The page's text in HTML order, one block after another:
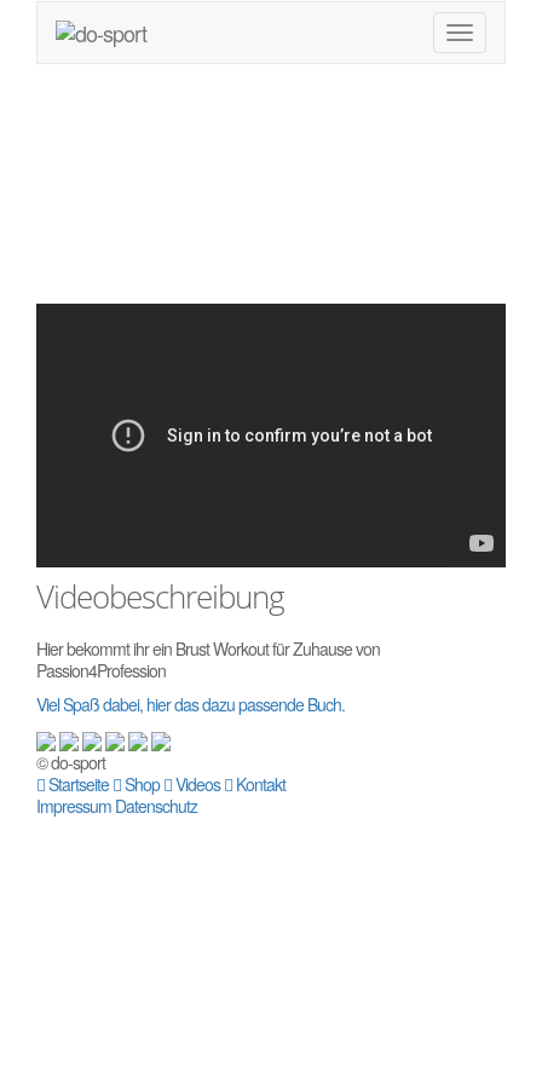
Videobeschreibung
Hier bekommt ihr ein Brust Workout für Zuhause von
Passion4Profession
Viel Spaß dabei, hier das dazu passende Buch.
© do-sport
Startseite Shop Videos
Kontakt
Impressum Datenschutz